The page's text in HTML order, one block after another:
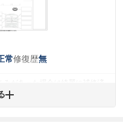
常修復歴無
コミが残っている場合もありま